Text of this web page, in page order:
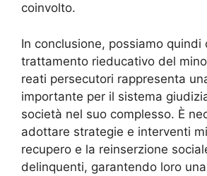
coinvolto.
In conclusione, possiamo quindi
trattamento rieducativo del
reati persecutori rappresenta
importante per il sistema
società nel suo complesso. È
adottare strategie e interventi
recupero e la reinserzione
delinquenti, garantendo loro